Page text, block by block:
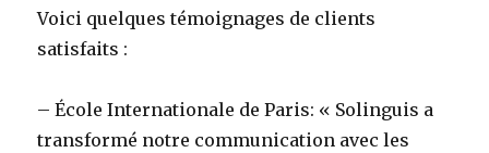
Voici quelques témoignages de clients
satisfaits :
– École Internationale de Paris: « Solinguis a
transformé notre communication avec les